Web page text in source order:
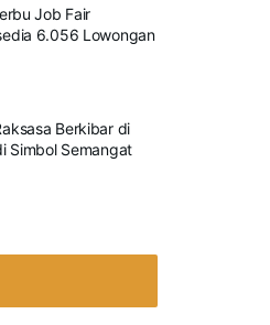
Job Fair
6.056 Lowongan
Berkibar di
Simbol Semangat